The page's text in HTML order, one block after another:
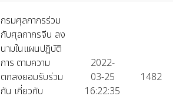
กรมศุลกากรร่วม
กับศุลกากรจีน ลง
นามในแผนปฏิบัติ
การ ตามความ
ตกลงยอมรับร่วม
กัน เกี่ยวกับ
2022-
03-25
16:22:35
1482